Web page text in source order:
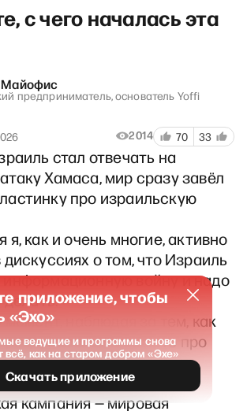
с чего началась эта
Майофис
предприниматель, основатель Yoffi
2014 70 33
стал отвечать на
Хамаса, мир сразу завёл
про израильскую
я, как и очень многие, активно
дискуссиях о том, что Израиль
информационную войну и надо
делать.
момент, наблюдая за тем, как
я понял, что всё это про
очередь.
антиизраильская и
кампания — мировая
приложение, чтобы
«Эхо»
ведущие и программы снова
всё, как на старом добром «Эхе»
Скачать приложение